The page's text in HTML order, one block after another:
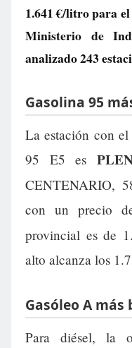
1.641 €/litropara el
Ministerio de
analizado 243
Gasolina 95
La estación con
95 E5 es
CENTENARIO,
con un precio
provincial es de
alto alcanza los
Gasóleo A más
Para diésel, la